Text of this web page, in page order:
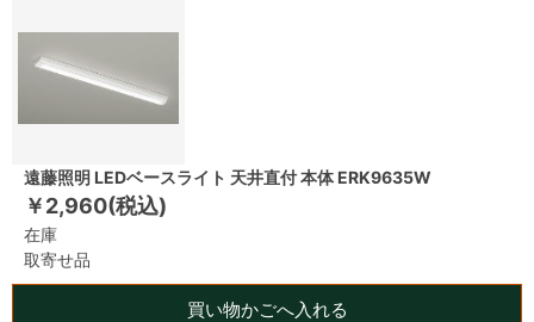
遠藤照明 LEDベースライト 天井直付 本体 ERK9635W
￥2,960(税込)
在庫
取寄せ品
買い物かごへ入れる